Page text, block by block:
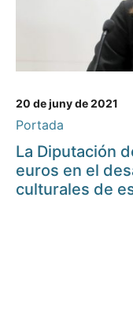
20 de juny de 2021
Portada
La Diputación
euros en el
culturales de